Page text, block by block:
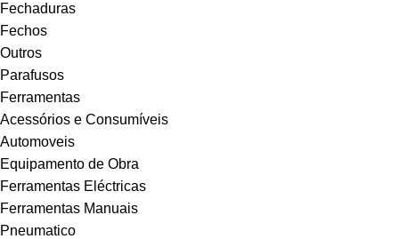
Fechaduras
Fechos
Outros
Parafusos
Ferramentas
Acessórios e Consumíveis
Automoveis
Equipamento de Obra
Ferramentas Eléctricas
Ferramentas Manuais
Pneumatico